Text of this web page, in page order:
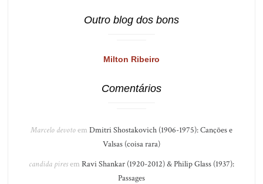
Outro blog dos bons
Milton Ribeiro
Comentários
Marcelo devotoem Dmitri Shostakovich (1906-1975): Canções e
Valsas (coisa rara)
candida piresem Ravi Shankar (1920-2012) & Philip Glass (1937):
Passages